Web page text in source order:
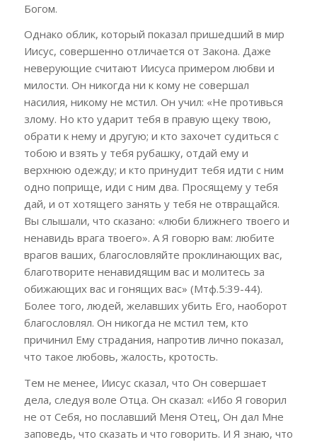
Богом.
Однако облик, который показал пришедший в мир
Иисус, совершенно отличается от Закона. Даже
неверующие считают Иисуса примером любви и
милости. Он никогда ни к кому не совершал
насилия, никому не мстил. Он учил: «Не противься
злому. Но кто ударит тебя в правую щеку твою,
обрати к нему и другую; и кто захочет судиться с
тобою и взять у тебя рубашку, отдай ему и
верхнюю одежду; и кто принудит тебя идти с ним
одно поприще, иди с ним два. Просящему у тебя
дай, и от хотящего занять у тебя не отвращайся.
Вы слышали, что сказано: «люби ближнего твоего и
ненавидь врага твоего». А Я говорю вам: любите
врагов ваших, благословляйте проклинающих вас,
благотворите ненавидящим вас и молитесь за
обижающих вас и гонящих вас» (Мтф.5:39-44).
Более того, людей, желавших убить Его, наоборот
благословлял. Он никогда не мстил тем, кто
причинил Ему страдания, напротив лично показал,
что такое любовь, жалость, кротость.
Тем не менее, Иисус сказал, что Он совершает
дела, следуя воле Отца. Он сказал: «Ибо Я говорил
не от Себя, но пославший Меня Отец, Он дал Мне
заповедь, что сказать и что говорить. И Я знаю, что